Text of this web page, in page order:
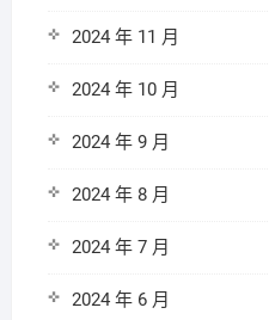
2024 年 11 月
2024 年 10 月
2024 年 9 月
2024 年 8 月
2024 年 7 月
2024 年 6 月